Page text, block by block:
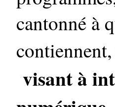
cantonné à
visant à